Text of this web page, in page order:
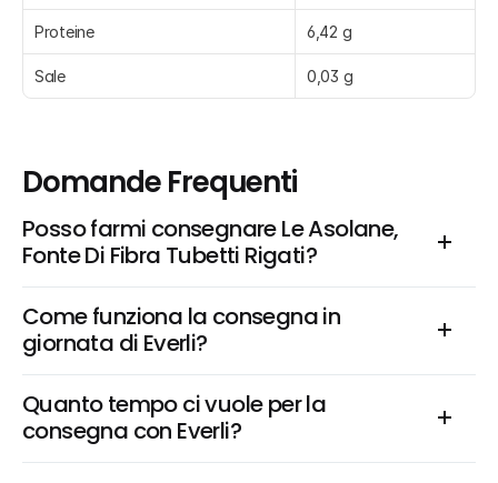
Proteine 6,42 g
Sale 0,03 g
Domande Frequenti
Posso farmi consegnare Le Asolane,
Fonte Di Fibra Tubetti Rigati?
Come funziona la consegna in
giornata di Everli?
Quanto tempo ci vuole per la
consegna con Everli?